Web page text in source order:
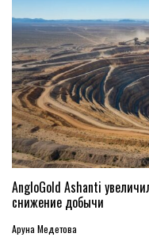
AngloGold Ashanti
снижение добычи
Аруна Медетова